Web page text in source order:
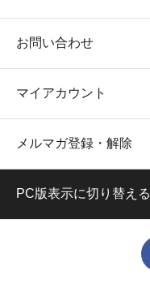
お問い合わせ
マイアカウント
メルマガ登録・解除
PC版表示に切り替える